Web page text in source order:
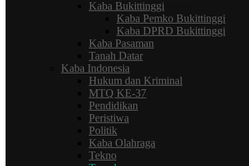
Kaba Bukittinggi
Kaba Pemko Bukittinggi
Kaba DPRD Bukittinggi
Kaba Pasaman
Tanah Datar
Kaba Indonesia
Hukum dan Kriminal
MTQ KE-37
Pendidikan
Peristiwa
Politik
Kaba Olahraga
Tekno